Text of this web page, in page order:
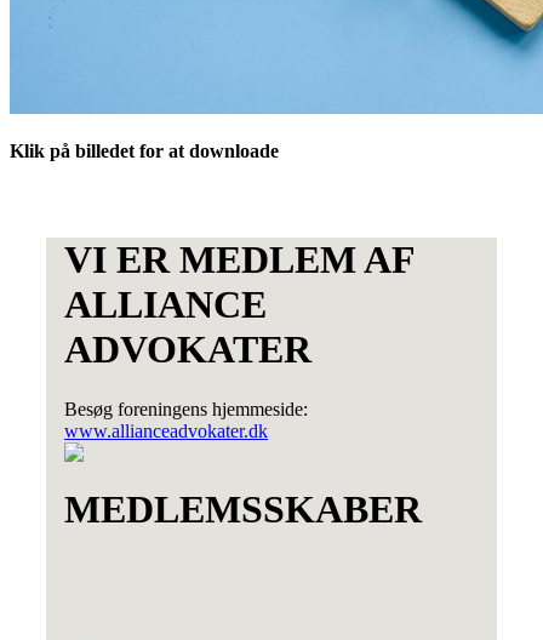
Klik på billedet for at downloade
VI ER MEDLEM AF
ALLIANCE
ADVOKATER
Besøg foreningens hjemmeside:
www.allianceadvokater.dk
MEDLEMSSKABER